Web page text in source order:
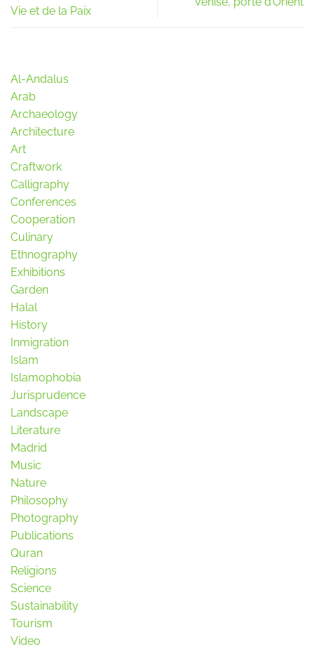
Vie et de la Paix
Al-Andalus
Arab
Archaeology
Architecture
Art
Craftwork
Calligraphy
Conferences
Cooperation
Culinary
Ethnography
Exhibitions
Garden
Halal
History
Inmigration
Islam
Islamophobia
Jurisprudence
Landscape
Literature
Madrid
Music
Nature
Philosophy
Photography
Publications
Quran
Religions
Science
Sustainability
Tourism
Video